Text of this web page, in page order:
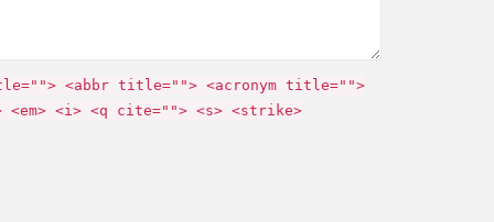
<abbr title=""> <acronym title="">
<em> <i> <q cite=""> <s> <strike>